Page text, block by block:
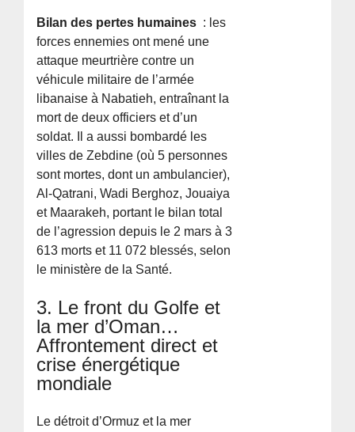
Bilan des pertes humaines : les
forces ennemies ont mené une
attaque meurtrière contre un
véhicule militaire de l’armée
libanaise à Nabatieh, entraînant la
mort de deux officiers et d’un
soldat. Il a aussi bombardé les
villes de Zebdine (où 5 personnes
sont mortes, dont un ambulancier),
Al-Qatrani, Wadi Berghoz, Jouaiya
et Maarakeh, portant le bilan total
de l’agression depuis le 2 mars à 3
613 morts et 11 072 blessés, selon
le ministère de la Santé.
3. Le front du Golfe et
la mer d’Oman…
Affrontement direct et
crise énergétique
mondiale
Le détroit d’Ormuz et la mer